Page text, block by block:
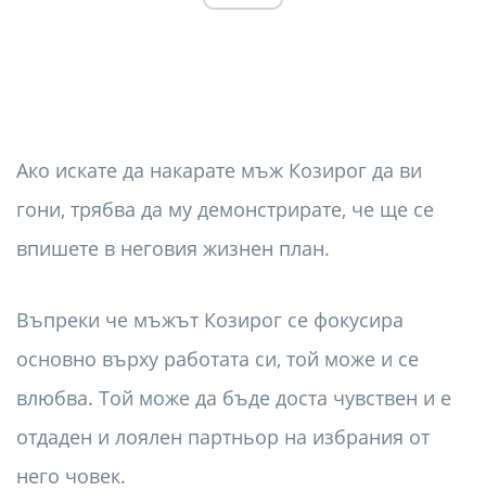
Ако искате да накарате мъж Козирог да ви
гони, трябва да му демонстрирате, че ще се
впишете в неговия жизнен план.
Въпреки че мъжът Козирог се фокусира
основно върху работата си, той може и се
влюбва. Той може да бъде доста чувствен и е
отдаден и лоялен партньор на избрания от
него човек.